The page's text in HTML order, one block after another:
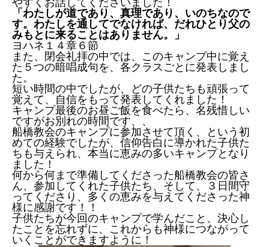
やすくお話してくださいました！
「わたしが道であり、真理であり、いのちなので
す。わたしを通してでなければ、だれひとり父の
みもとに来ることはありません。」
ヨハネ１４章６節
また、閉会礼拝の中では、このキャンプ中に覚え
た５つの暗唱成句を、各クラスごとに発表しまし
た。
短い時間の中でしたが、どの子供たちも頑張って
覚えて、自信をもって発表してくれました！
キャンプ最後のお昼ご飯を食べたら、名残惜しい
ですがお別れの時間です、、
船橋教会のキャンプに参加させて頂く、という初
めての経験でしたが、信仰告白に導かれた子供た
ちも与えられ、本当に恵みの多いキャンプとなり
ました！
何から何まで準備してくださった船橋教会の皆さ
ん、参加してくれた子供たち、そして、３日間守
ってくださり、多くの恵みを与えてくださった神
様に感謝です！！
子供たちが今回のキャンプで学んだこと、決心し
たことを忘れずに、これからも神様につながって
いくことができますように！